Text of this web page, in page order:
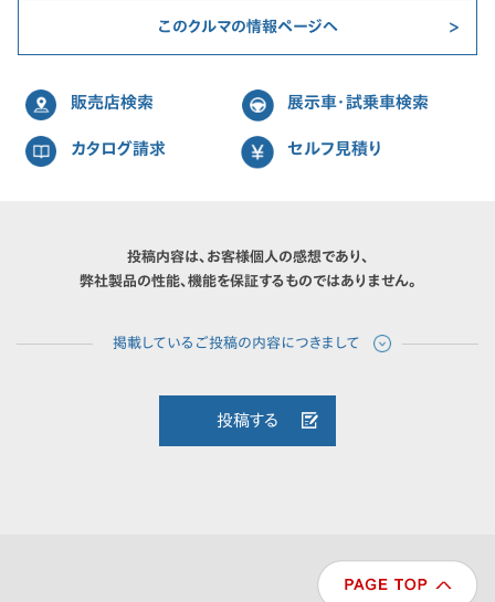
このクルマの情報ページへ
販売店検索 展示車・試乗車検索
カタログ請求 セルフ見積り
投稿内容は、お客様個人の感想であり、
弊社製品の性能、機能を保証するものではありません。
投稿する